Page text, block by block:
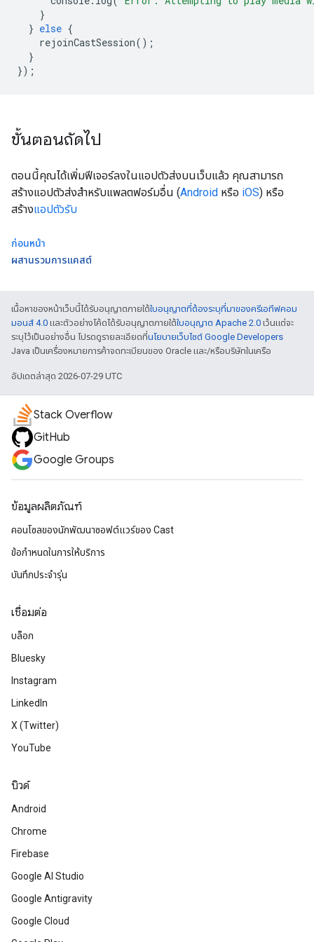
}
} else {
rejoinCastSession();
}
});
ขั้นตอนถัดไป
ตอนนี้คุณได้เพิ่มฟีเจอร์ลงในแอปตัวส่งบนเว็บแล้ว คุณสามารถ
สร้างแอปตัวส่งสำหรับแพลตฟอร์มอื่น (Android หรือ iOS) หรือ
สร้างแอปตัวรับ
ก่อนหน้า
ผสานรวมการแคสต์
เนื้อหาของหน้าเว็บนี้ได้รับอนุญาตภายใต้ใบอนุญาตที่ต้องระบุที่มาของครีเอทีฟคอม
มอนส์ 4.0 และตัวอย่างโค้ดได้รับอนุญาตภายใต้ใบอนุญาต Apache 2.0 เว้นแต่จะ
ระบุไว้เป็นอย่างอื่น โปรดดูรายละเอียดที่นโยบายเว็บไซต์ Google Developers
Java เป็นเครื่องหมายการค้าจดทะเบียนของ Oracle และ/หรือบริษัทในเครือ
อัปเดตล่าสุด 2026-07-29 UTC
Stack Overflow
GitHub
Google Groups
ข้อมูลผลิตภัณฑ์
คอนโซลของนักพัฒนาซอฟต์แวร์ของ Cast
ข้อกำหนดในการให้บริการ
บันทึกประจำรุ่น
เชื่อมต่อ
บล็อก
Bluesky
Instagram
LinkedIn
X (Twitter)
YouTube
บิวด์
Android
Chrome
Firebase
Google AI Studio
Google Antigravity
Google Cloud